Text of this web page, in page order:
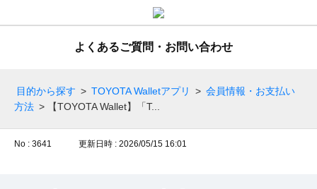
よくあるご質問・お問い合わせ
目的から探す > TOYOTA Walletアプリ > 会員情報・お支払い
方法 > 【TOYOTA Wallet】「T...
No : 3641 更新日時 : 2026/05/15 16:01